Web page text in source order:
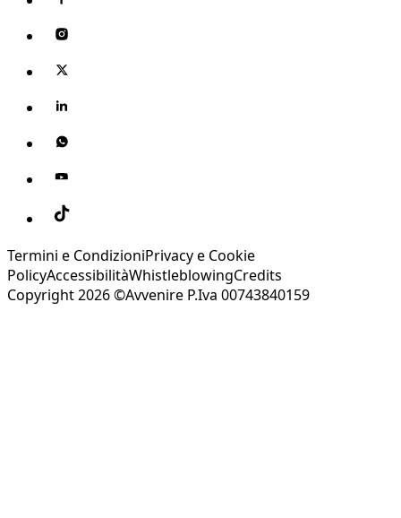
Termini e CondizioniPrivacy e Cookie
PolicyAccessibilitàWhistleblowingCredits
Copyright 2026 ©Avvenire P.Iva 00743840159